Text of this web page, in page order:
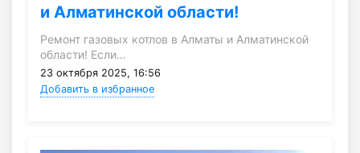
и Алматинской области!
Ремонт газовых котлов в Алматы и Алматинской
области! Если…
23 октября 2025, 16:56
Добавить в избранное